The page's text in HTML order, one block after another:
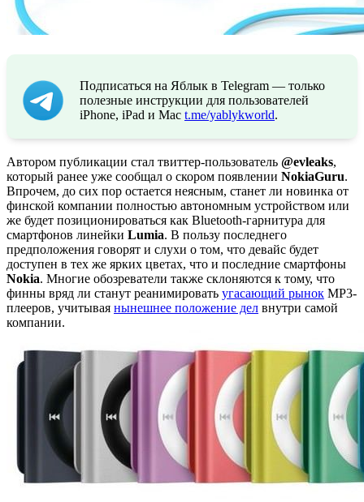
Подписаться на Яблык в Telegram — только
полезные инструкции для пользователей
iPhone, iPad и Mac t.me/yablykworld.
Автором публикации стал твиттер-пользователь @evleaks,
который ранее уже сообщал о скором появлении NokiaGuru.
Впрочем, до сих пор остается неясным, станет ли новинка от
финской компании полностью автономным устройством или
же будет позиционироваться как Bluetooth-гарнитура для
смартфонов линейки Lumia. В пользу последнего
предположения говорят и слухи о том, что девайс будет
доступен в тех же ярких цветах, что и последние смартфоны
Nokia. Многие обозреватели также склоняются к тому, что
финны вряд ли станут реанимировать угасающий рынок MP3-
плееров, учитывая нынешнее положение дел внутри самой
компании.